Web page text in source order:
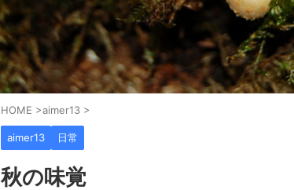
HOME >aimer13 >
aimer13 日常
秋の味覚